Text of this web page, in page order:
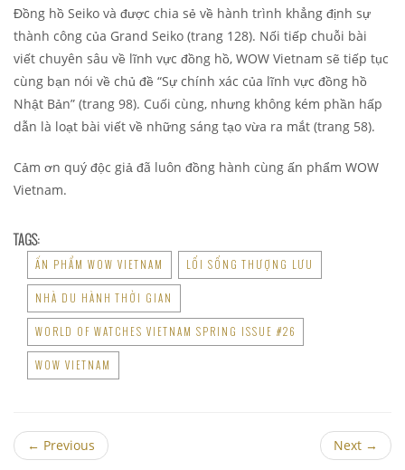
Đồng hồ Seiko và được chia sẻ về hành trình khẳng định sự
thành công của Grand Seiko (trang 128). Nối tiếp chuỗi bài
viết chuyên sâu về lĩnh vực đồng hồ, WOW Vietnam sẽ tiếp tục
cùng bạn nói về chủ đề “Sự chính xác của lĩnh vực đồng hồ
Nhật Bản” (trang 98). Cuối cùng, nhưng không kém phần hấp
dẫn là loạt bài viết về những sáng tạo vừa ra mắt (trang 58).
Cảm ơn quý độc giả đã luôn đồng hành cùng ấn phẩm WOW
Vietnam.
TAGS:
ẤN PHẨM WOW VIETNAM LỐI SỐNG THƯỢNG LƯU
NHÀ DU HÀNH THỜI GIAN
WORLD OF WATCHES VIETNAM SPRING ISSUE #26
WOW VIETNAM
← Previous Next →